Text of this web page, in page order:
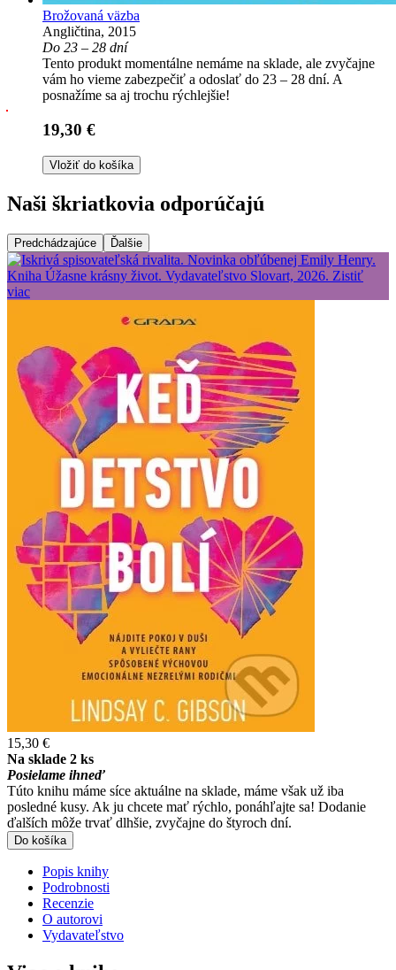
Brožovaná väzba
Angličtina, 2015
Do 23 – 28 dní
Tento produkt momentálne nemáme na sklade, ale zvyčajne
vám ho vieme zabezpečiť a odoslať do 23 – 28 dní. A
posnažíme sa aj trochu rýchlejšie!
19,30 €
Vložiť do košíka
Naši škriatkovia odporúčajú
Predchádzajúce Ďalšie
15,30 €
Na sklade 2 ks
Posielame ihneď
Túto knihu máme síce aktuálne na sklade, máme však už iba
posledné kusy. Ak ju chcete mať rýchlo, ponáhľajte sa! Dodanie
ďalších môže trvať dlhšie, zvyčajne do štyroch dní.
Do košíka
Popis knihy
Podrobnosti
Recenzie
O autorovi
Vydavateľstvo